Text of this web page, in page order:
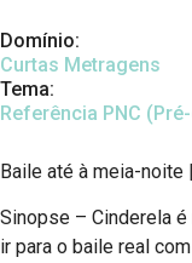
Domínio:
Curtas Metragens
Tema:
Referência PNC
Baile até à meia-noite
Sinopse – Cinderela
ir para o baile real